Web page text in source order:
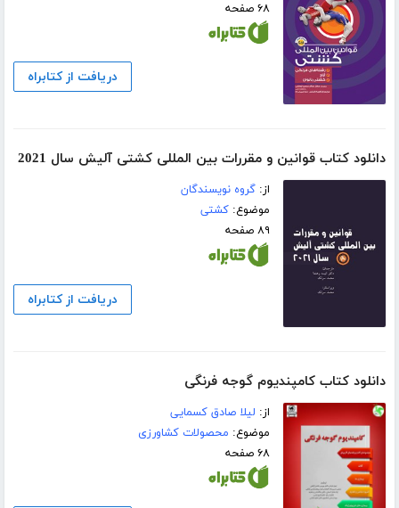
۶۸ صفحه
دریافت از کتابراه
دانلود کتاب قوانین و مقررات بین المللی کشتی آلیش سال 2021
از:گروه نویسندگان
موضوع:کشتی
۸۹ صفحه
دریافت از کتابراه
دانلود کتاب کامپندیوم گوجه فرنگی
از: لیلا صادق کسمایی
موضوع: محصولات کشاورزی
۶۸ صفحه